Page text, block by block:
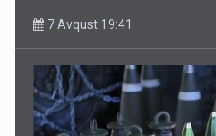
7 Avqust 19:41